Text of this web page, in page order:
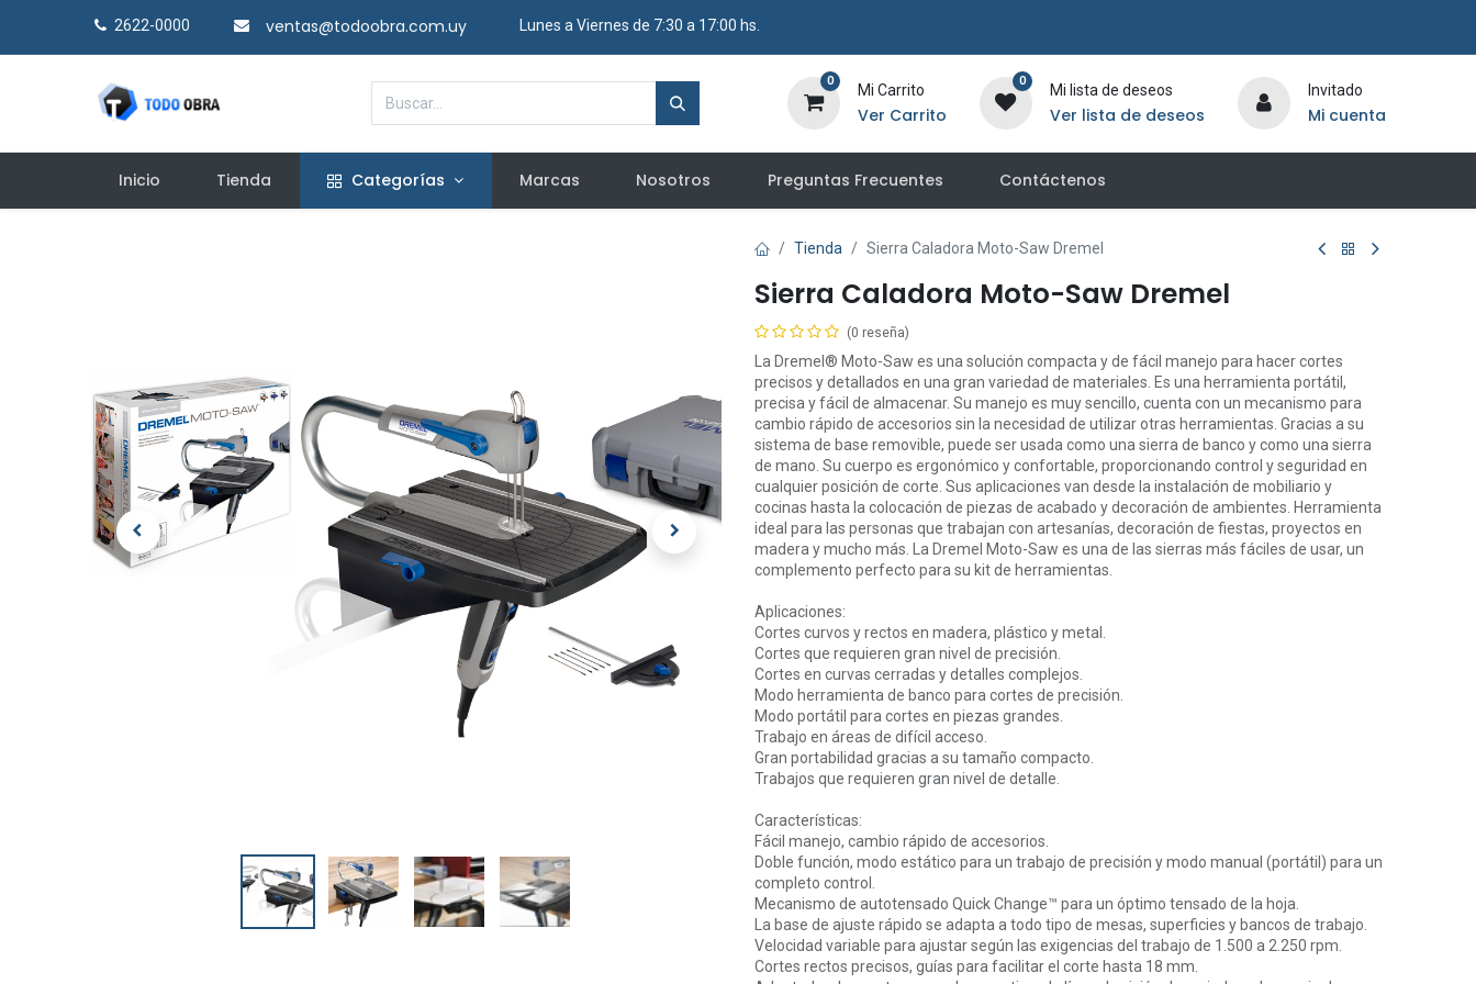
2622-0000​ ventas@todoobra.com.uy ​ Lunes a Viernes de 7:30 a 17:00 hs.
0
Mi Carrito
Ver Carrito
0
Mi lista de deseos
Ver lista de deseos
Invitado
Mi cuenta
Inicio Tienda Categorías Marcas Nosotros Preguntas Frecuentes Contáctenos
Tienda Sierra Caladora Moto-Saw Dremel
Sierra Caladora Moto-Saw Dremel
(0 reseña)
La Dremel® Moto-Saw es una solución compacta y de fácil manejo para hacer cortes
precisos y detallados en una gran variedad de materiales. Es una herramienta portátil,
precisa y fácil de almacenar. Su manejo es muy sencillo, cuenta con un mecanismo para
cambio rápido de accesorios sin la necesidad de utilizar otras herramientas. Gracias a su
sistema de base removible, puede ser usada como una sierra de banco y como una sierra
de mano. Su cuerpo es ergonómico y confortable, proporcionando control y seguridad en
cualquier posición de corte. Sus aplicaciones van desde la instalación de mobiliario y
cocinas hasta la colocación de piezas de acabado y decoración de ambientes. Herramienta
ideal para las personas que trabajan con artesanías, decoración de fiestas, proyectos en
madera y mucho más. La Dremel Moto-Saw es una de las sierras más fáciles de usar, un
complemento perfecto para su kit de herramientas.
Aplicaciones:
Cortes curvos y rectos en madera, plástico y metal.
Cortes que requieren gran nivel de precisión.
Cortes en curvas cerradas y detalles complejos.
Modo herramienta de banco para cortes de precisión.
Modo portátil para cortes en piezas grandes.
Trabajo en áreas de difícil acceso.
Gran portabilidad gracias a su tamaño compacto.
Trabajos que requieren gran nivel de detalle.
Características:
Fácil manejo, cambio rápido de accesorios.
Doble función, modo estático para un trabajo de precisión y modo manual (portátil) para un
completo control.
Mecanismo de autotensado Quick Change™ para un óptimo tensado de la hoja.
La base de ajuste rápido se adapta a todo tipo de mesas, superficies y bancos de trabajo.
Velocidad variable para ajustar según las exigencias del trabajo de 1.500 a 2.250 rpm.
Cortes rectos precisos, guías para facilitar el corte hasta 18 mm.